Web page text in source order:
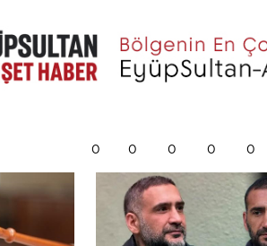
0 0 0 0 0